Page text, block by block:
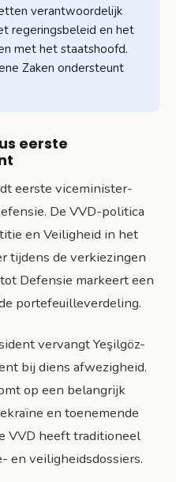
verantwoordelijk
regeringsbeleid en het
met het staatshoofd.
Zaken ondersteunt
eerste
eerste viceminister-
De VVD-politica
en Veiligheid in het
tijdens de verkiezingen
Defensie markeert een
portefeuilleverdeling.
vervangt Yeşilgöz-
bij diens afwezigheid.
op een belangrijk
en toenemende
VVD heeft traditioneel
en veiligheidsdossiers.